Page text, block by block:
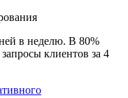
в неделю. В 80%
клиентов за 4